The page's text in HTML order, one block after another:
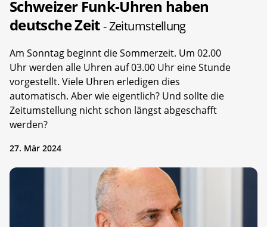
Schweizer Funk-Uhren haben
deutsche Zeit- Zeitumstellung
Am Sonntag beginnt die Sommerzeit. Um 02.00
Uhr werden alle Uhren auf 03.00 Uhr eine Stunde
vorgestellt. Viele Uhren erledigen dies
automatisch. Aber wie eigentlich? Und sollte die
Zeitumstellung nicht schon längst abgeschafft
werden?
27. Mär 2024